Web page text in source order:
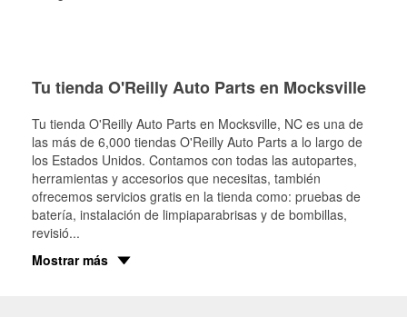
Tu tienda O'Reilly Auto Parts en Mocksville
Tu tienda O'Reilly Auto Parts en Mocksville, NC es una de
las más de 6,000 tiendas O'Reilly Auto Parts a lo largo de
los Estados Unidos. Contamos con todas las autopartes,
herramientas y accesorios que necesitas, también
ofrecemos servicios gratis en la tienda como: pruebas de
batería, instalación de limpiaparabrisas y de bombillas,
revisió...
Mostrar más